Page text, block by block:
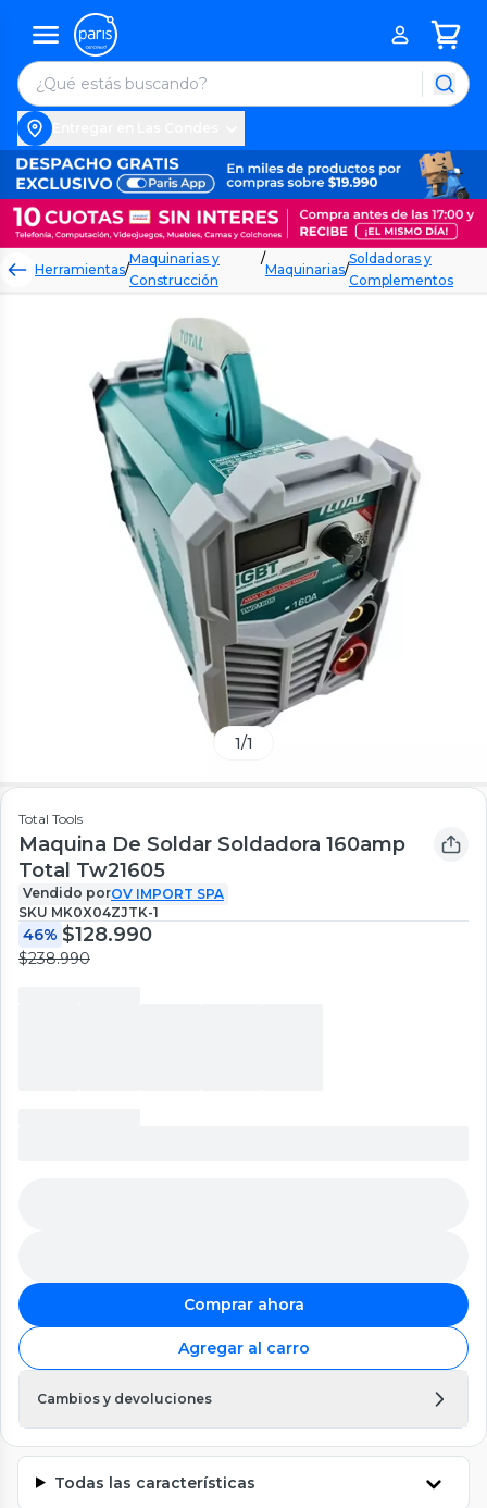
Herramientas/
Maquinarias y
Construcción
/
Maquinarias/
Soldadoras y
Complementos
1/1
Total Tools
Maquina De Soldar Soldadora 160amp
Total Tw21605
Vendido porOV IMPORT SPA
SKU MK0X04ZJTK-1
46% $128.990
$238.990
Comprar ahora
Agregar al carro
Cambios y devoluciones
Todas las características